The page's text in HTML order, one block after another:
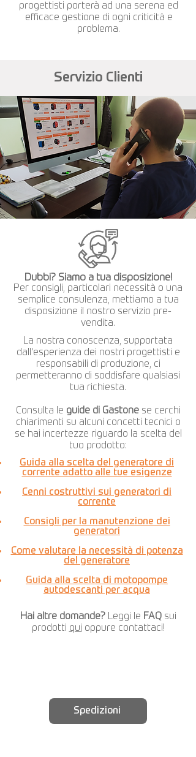
progettisti porterà ad una serena ed
efficace gestione di ogni criticità e
problema.
Servizio Clienti
Dubbi? Siamo a tua disposizione!
Per consigli, particolari necessità o una
semplice consulenza, mettiamo a tua
disposizione il nostro servizio pre-
vendita.
La nostra conoscenza, supportata
dall'esperienza dei nostri progettisti e
responsabili di produzione, ci
permetteranno di soddisfare qualsiasi
tua richiesta.
Consulta le guide di Gastonese cerchi
chiarimenti su alcuni concetti tecnici o
se hai incertezze riguardo la scelta del
tuo prodotto:
Guida alla scelta del generatore di
corrente adatto alle tue esigenze
Cenni costruttivi sui generatori di
corrente
Consigli per la manutenzione dei
generatori
Come valutare la necessità di potenza
del generatore
Guida alla scelta di motopompe
autodescanti per acqua
Hai altre domande?Leggi le FAQsui
prodotti qui oppure contattaci!
Spedizioni